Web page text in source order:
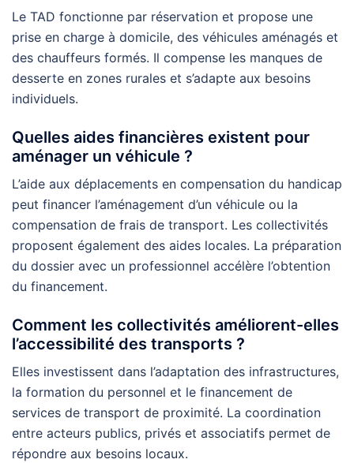
Le TAD fonctionne par réservation et propose une
prise en charge à domicile, des véhicules aménagés et
des chauffeurs formés. Il compense les manques de
desserte en zones rurales et s’adapte aux besoins
individuels.
Quelles aides financières existent pour
aménager un véhicule ?
L’aide aux déplacements en compensation du handicap
peut financer l’aménagement d’un véhicule ou la
compensation de frais de transport. Les collectivités
proposent également des aides locales. La préparation
du dossier avec un professionnel accélère l’obtention
du financement.
Comment les collectivités améliorent-elles
l’accessibilité des transports ?
Elles investissent dans l’adaptation des infrastructures,
la formation du personnel et le financement de
services de transport de proximité. La coordination
entre acteurs publics, privés et associatifs permet de
répondre aux besoins locaux.